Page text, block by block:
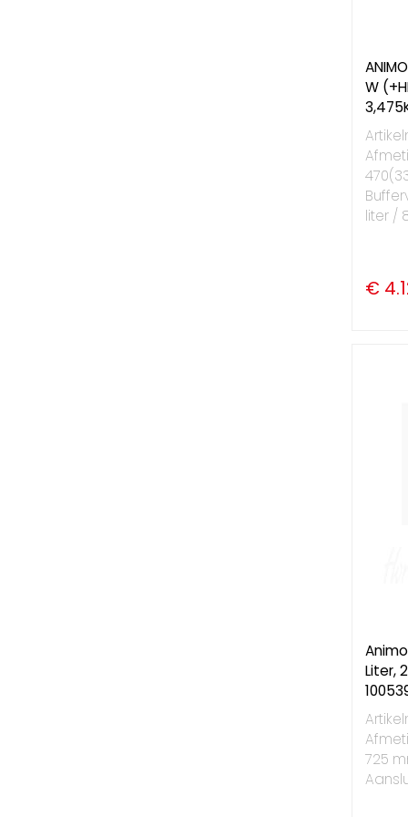
W
liter /
€
Liter,
725